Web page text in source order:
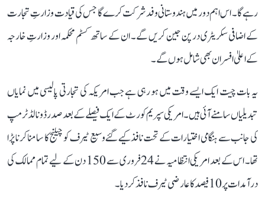
رہے گا۔ اس اہم دور میں ہندوستانی وفد شرکت کرے گا جس کی قیادت وزارتِ تجارت
کے اضافی سکریٹری درپن جین کریں گے۔ ان کے ساتھ کسٹم محکمہ اور وزارتِ خارجہ
کے اعلیٰ افسران بھی شامل ہوں گے۔
یہ بات چیت ایک ایسے وقت میں ہو رہی ہے جب امریکہ کی تجارتی پالیسی میں نمایاں
تبدیلیاں سامنے آئی ہیں۔ امریکی سپریم کورٹ کے ایک فیصلے کے بعد صدر ڈونالڈ ٹرمپ
کی جانب سے ہنگامی اختیارات کے تحت نافذ کیے گئے وسیع ٹیرف کو چیلنج کا سامنا کرنا پڑا
تھا۔ اس کے بعد امریکی انتظامیہ نے 24 فروری سے 150 دن کے لیے تمام ممالک کی
درآمدات پر 10 فیصد کا عارضی ٹیرف نافذ کر دیا۔